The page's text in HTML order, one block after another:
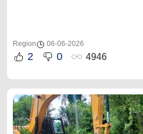
Region 06-06-2026
2 0 4946